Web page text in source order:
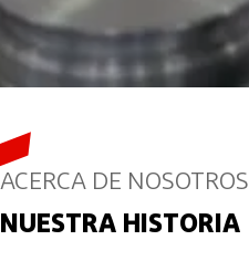
ACERCA DE NOSOTROS
NUESTRA HISTORIA